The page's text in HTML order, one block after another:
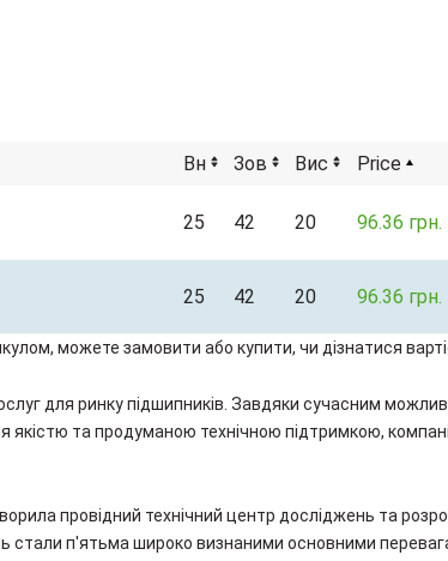
Вн Зов Вис Price
25 42 20 96.36 грн.
25 42 20 96.36 грн.
можете замовити або купити, чи дізнатися
для ринку підшипників. Завдяки сучасним
якістю та продуманою технічною підтримкою,
провідний технічний центр досліджень та
стали п'ятьма широко визнаними основними